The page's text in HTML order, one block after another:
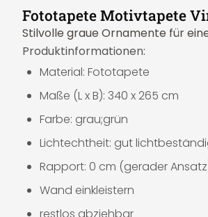
Fototapete Motivtapete
Stilvolle graue Ornamente für
Produktinformationen:
Material: Fototapete
Maße (L x B): 340 x 265 cm
Farbe: grau;grün
Lichtechtheit: gut
Rapport: 0 cm (gerader
Wand einkleistern